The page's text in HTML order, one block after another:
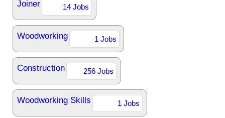
Joiner 14 Jobs
Woodworking 1 Jobs
Construction 256 Jobs
Woodworking Skills 1 Jobs